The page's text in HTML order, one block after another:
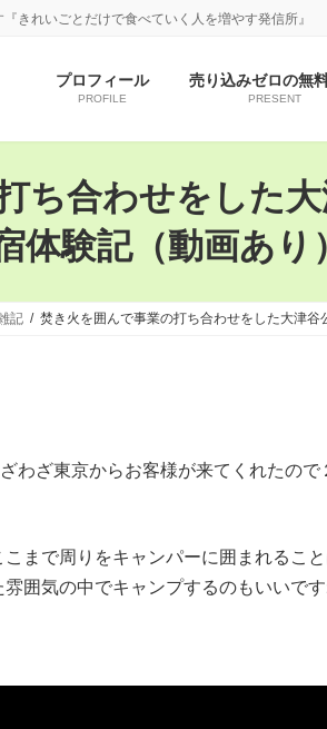
きれいごとだけで食べていく人を増やす発信所』
プロフィール
PROFILE
売り込みゼロの無
PRESENT
ち合わせをした
体験記（動画あり
記 焚き火を囲んで事業の打ち合わせをした大津
わざ東京からお客様が来てくれたので
まで周りをキャンパーに囲まれるこ
囲気の中でキャンプするのもいいで